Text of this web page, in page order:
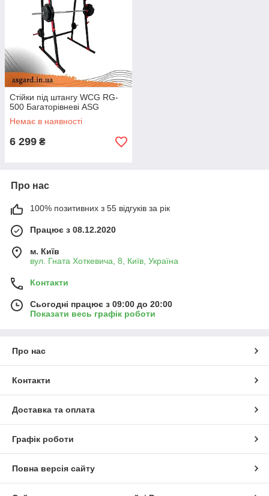
Стійки під штангу WCG RG-
500 Багаторівневі ASG
Немає в наявності
6 299 ₴
Про нас
100% позитивних з 55 відгуків за рік
Працює з 08.12.2020
м. Київ
вул. Гната Хоткевича, 8, Київ, Україна
Контакти
Сьогодні працює з 09:00 до 20:00
Показати весь графік роботи
Про нас
Контакти
Доставка та оплата
Графік роботи
Повна версія сайту